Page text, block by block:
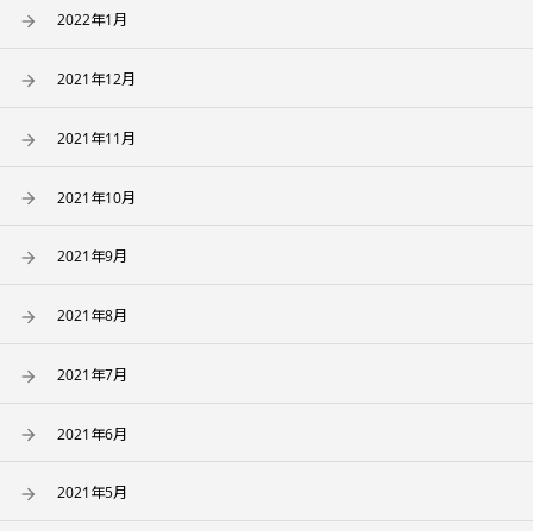
2022年1月
2021年12月
2021年11月
2021年10月
2021年9月
2021年8月
2021年7月
2021年6月
2021年5月